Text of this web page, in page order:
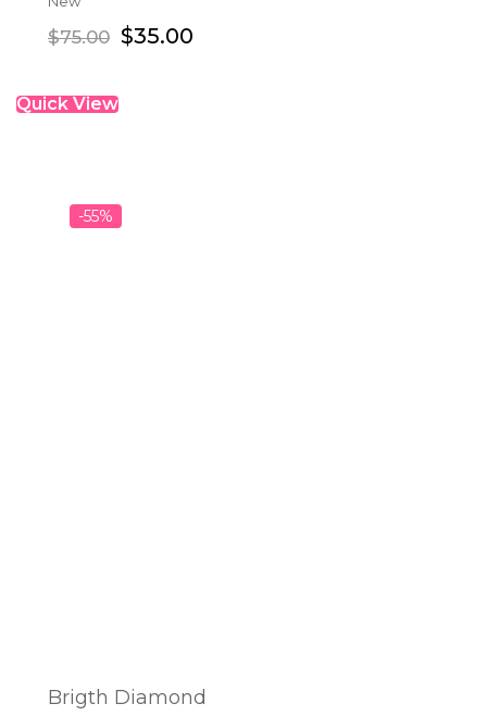
$75.00 $35.00
Quick View
-55%
Brigth Diamond